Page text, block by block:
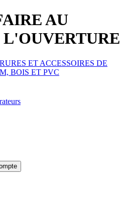
AU
L'OUVERTURE